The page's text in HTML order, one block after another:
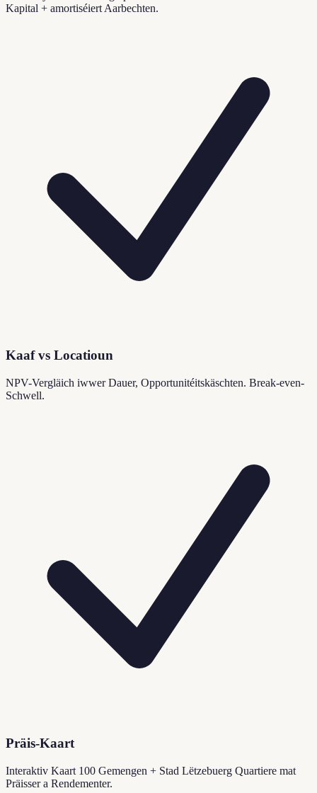
Kapital + amortiséiert Aarbechten.
Kaaf vs Locatioun
NPV-Vergläich iwwer Dauer, Opportunitéitskäschten. Break-even-
Schwell.
Präis-Kaart
Interaktiv Kaart 100 Gemengen + Stad Lëtzebuerg Quartiere mat
Präisser a Rendementer.